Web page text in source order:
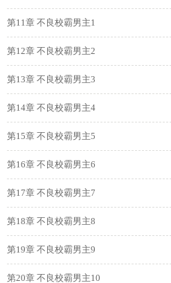
第11章 不良校霸男主1
第12章 不良校霸男主2
第13章 不良校霸男主3
第14章 不良校霸男主4
第15章 不良校霸男主5
第16章 不良校霸男主6
第17章 不良校霸男主7
第18章 不良校霸男主8
第19章 不良校霸男主9
第20章 不良校霸男主10